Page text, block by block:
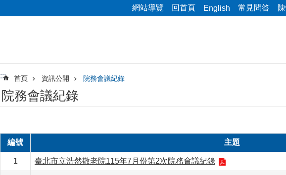
網站導覽 回首頁 English 常見問答
::: 首頁 資訊公開 院務會議紀錄
院務會議紀錄
編號 主題
1 臺北市立浩然敬老院115年7月份第2次院務會議紀錄